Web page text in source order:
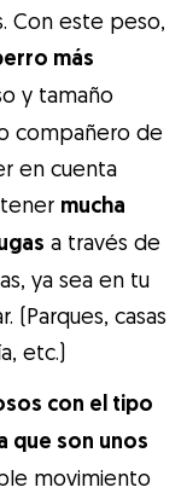
Con este peso,
más
y tamaño
compañero de
en cuenta
mucha
a través de
ya sea en tu
(Parques, casas
etc.)
con el tipo
que son unos
movimiento